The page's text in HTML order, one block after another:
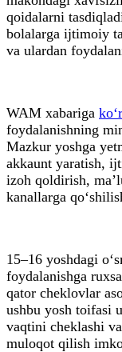
qoidalarni
bolalarga ijtimoiy
va ulardan
WAM xabariga
foydalanishning
Mazkur yoshga
akkaunt yaratish,
izoh qoldirish,
kanallarga
15–16 yoshdagi
foydalanishga
qator cheklovlar
ushbu yosh toifasi
vaqtini cheklashi
muloqot qilish